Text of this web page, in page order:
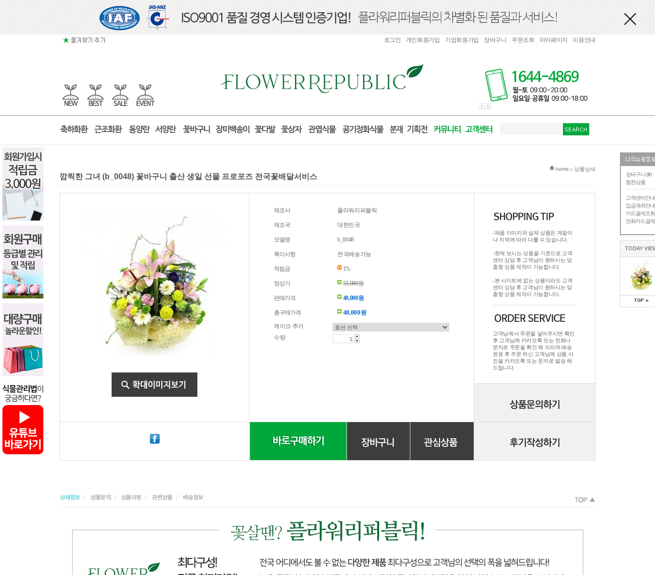
장바구니 (0)
찜한상품
고객센터안내
입금계좌안내
카드결제조회
전화카드결제
TODAY
로그인 개인회원가입 기업회원가입 장바구니 주문조회 마이페이지 이용안내
현재 위치
home > 상품상세
깜찍한 그녀 (b_0048) 꽃바구니 출산 생일 선물 프로포즈 전국꽃배달서비스
제조사 플라워리퍼블릭
제조국 대한민국
모델명 b_0048
특이사항 전국배송가능
적립금 1%
정상가 53,000원
판매가격 48,000원
총구매가격 48,000원
케이크 추가
수량
-제품 이미지와 실제 상품은 계절이
나 지역에 따라 다를 수 있습니다.
-현재 보시는 상품을 기준으로 고객
센터 상담 후 고객님이 원하시는 맞
춤형 상품 제작이 가능합니다.
-본 사이트에 없는 상품이라도 고객
센터 상담 후 고객님이 원하시는 맞
춤형 상품 제작이 가능합니다.
고객님께서 주문을 넣어주시면 확인
후 고객님께 카카오톡 또는 전화나
문자로 주문을 확인 해 드리며.배송
완료 후 주문 하신 고객님께 상품 사
진을 카카오톡 또는 문자로 발송 해
드립니다.